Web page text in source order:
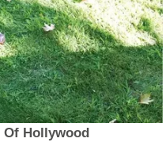
Of Hollywood